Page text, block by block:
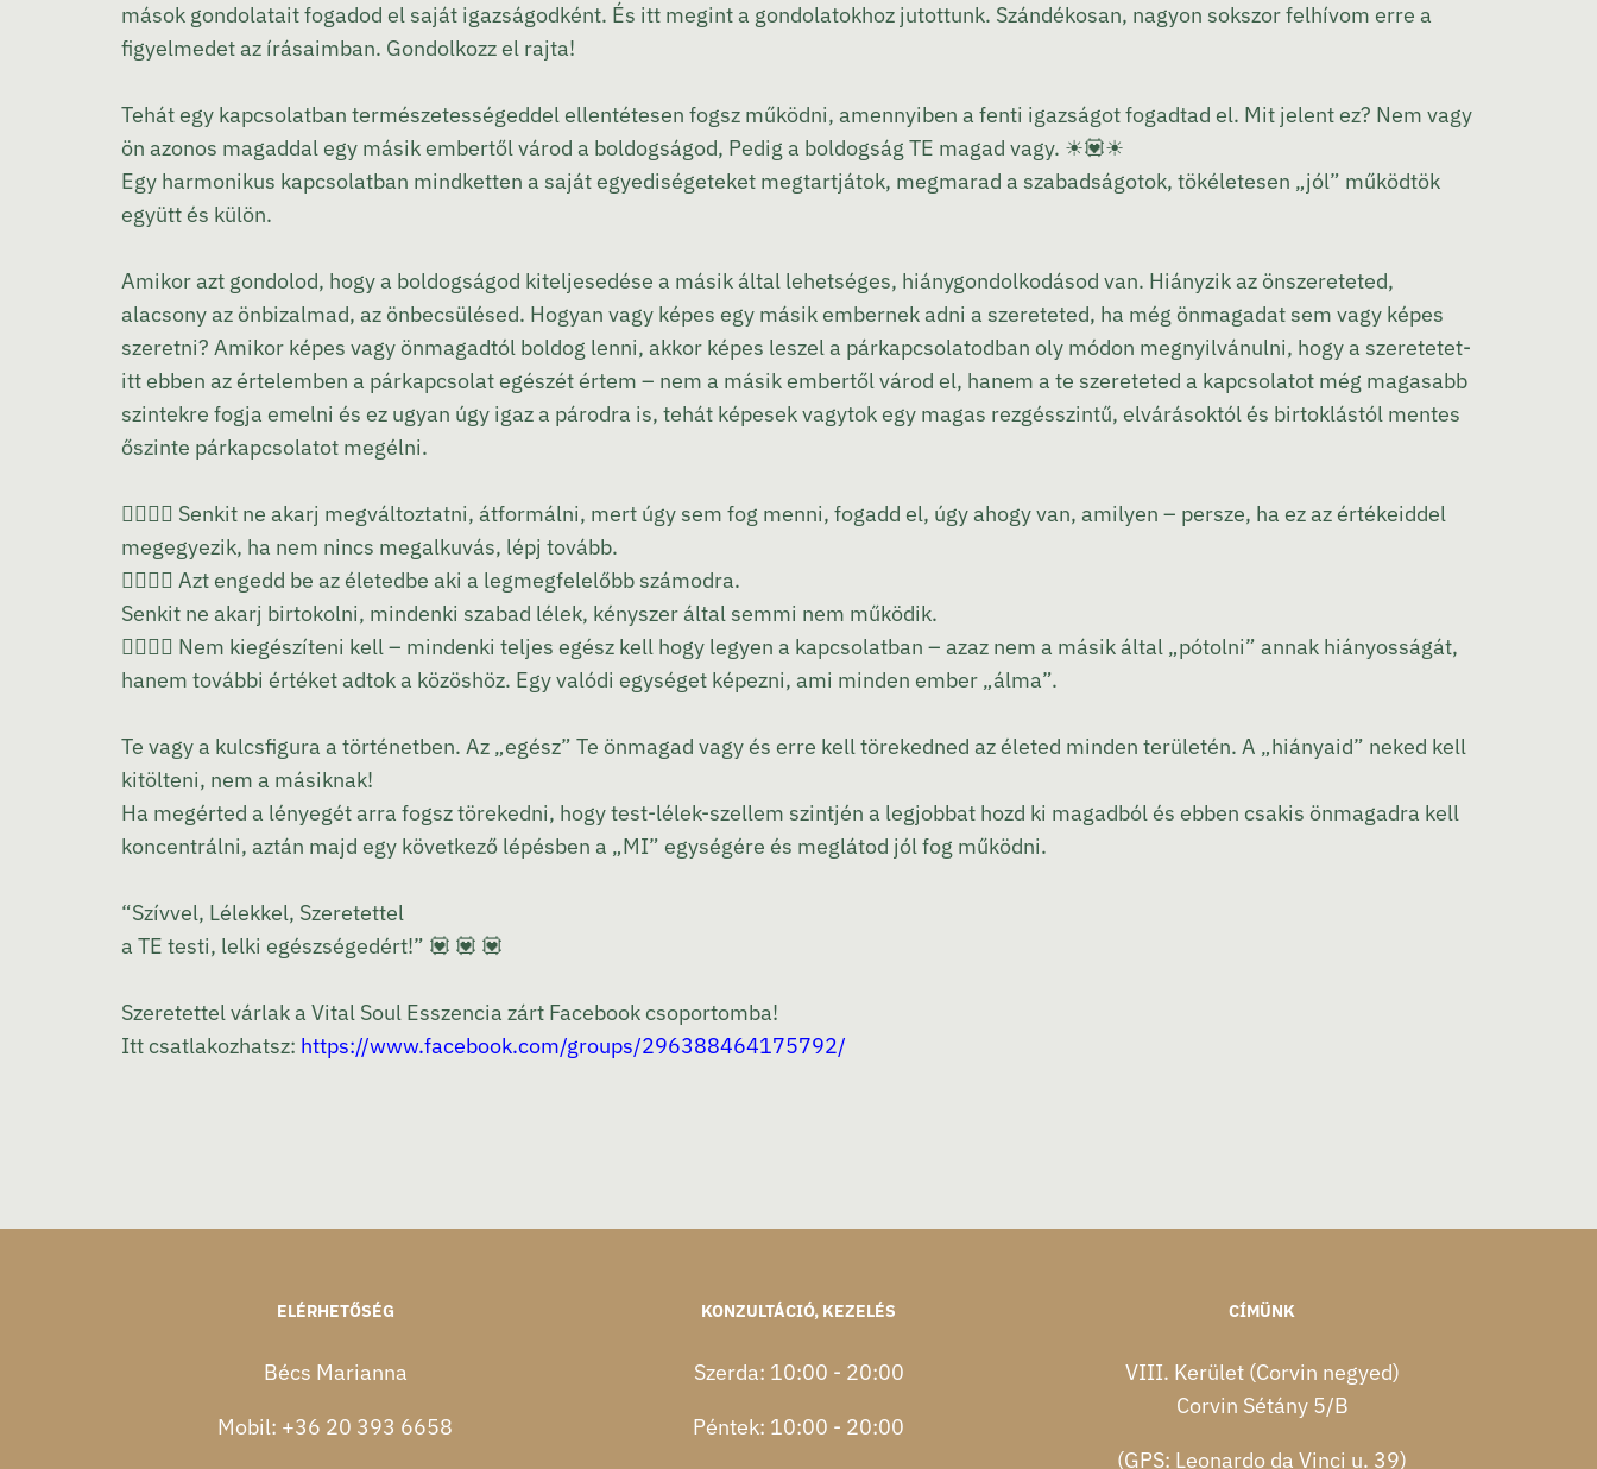
mások gondolatait fogadod el saját igazságodként. És itt megint a gondolatokhoz jutottunk. Szándékosan, nagyon sokszor felhívom erre a
figyelmedet az írásaimban. Gondolkozz el rajta!
Tehát egy kapcsolatban természetességeddel ellentétesen fogsz működni, amennyiben a fenti igazságot fogadtad el. Mit jelent ez? Nem vagy
ön azonos magaddal egy másik embertől várod a boldogságod, Pedig a boldogság TE magad vagy. ☀💟☀
Egy harmonikus kapcsolatban mindketten a saját egyediségeteket megtartjátok, megmarad a szabadságotok, tökéletesen „jól” működtök
együtt és külön.
Amikor azt gondolod, hogy a boldogságod kiteljesedése a másik által lehetséges, hiánygondolkodásod van. Hiányzik az önszereteted,
alacsony az önbizalmad, az önbecsülésed. Hogyan vagy képes egy másik embernek adni a szereteted, ha még önmagadat sem vagy képes
szeretni? Amikor képes vagy önmagadtól boldog lenni, akkor képes leszel a párkapcsolatodban oly módon megnyilvánulni, hogy a szeretetet-
itt ebben az értelemben a párkapcsolat egészét értem – nem a másik embertől várod el, hanem a te szereteted a kapcsolatot még magasabb
szintekre fogja emelni és ez ugyan úgy igaz a párodra is, tehát képesek vagytok egy magas rezgésszintű, elvárásoktól és birtoklástól mentes
őszinte párkapcsolatot megélni.
👩‍❤‍💋‍👨 Senkit ne akarj megváltoztatni, átformálni, mert úgy sem fog menni, fogadd el, úgy ahogy van, amilyen – persze, ha ez az értékeiddel
megegyezik, ha nem nincs megalkuvás, lépj tovább.
👩‍❤‍💋‍👨 Azt engedd be az életedbe aki a legmegfelelőbb számodra.
Senkit ne akarj birtokolni, mindenki szabad lélek, kényszer által semmi nem működik.
👩‍❤‍💋‍👨 Nem kiegészíteni kell – mindenki teljes egész kell hogy legyen a kapcsolatban – azaz nem a másik által „pótolni” annak hiányosságát,
hanem további értéket adtok a közöshöz. Egy valódi egységet képezni, ami minden ember „álma”.
Te vagy a kulcsfigura a történetben. Az „egész” Te önmagad vagy és erre kell törekedned az életed minden területén. A „hiányaid” neked kell
kitölteni, nem a másiknak!
Ha megérted a lényegét arra fogsz törekedni, hogy test-lélek-szellem szintjén a legjobbat hozd ki magadból és ebben csakis önmagadra kell
koncentrálni, aztán majd egy következő lépésben a „MI” egységére és meglátod jól fog működni.
“Szívvel, Lélekkel, Szeretettel
a TE testi, lelki egészségedért!” 💟 💟 💟
Szeretettel várlak a Vital Soul Esszencia zárt Facebook csoportomba!
Itt csatlakozhatsz: https://www.facebook.com/groups/296388464175792/
ELÉRHETŐSÉG
Bécs Marianna
Mobil: +36 20 393 6658
KONZULTÁCIÓ, KEZELÉS
Szerda: 10:00 - 20:00
Péntek: 10:00 - 20:00
CÍMÜNK
VIII. Kerület (Corvin negyed)
Corvin Sétány 5/B
(GPS: Leonardo da Vinci u. 39)